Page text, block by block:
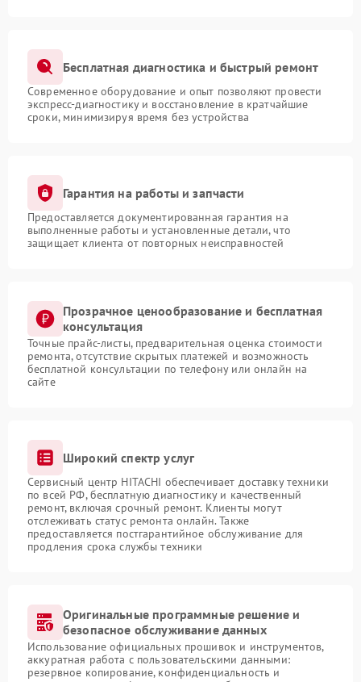
Бесплатная диагностика и быстрый ремонт
Современное оборудование и опыт позволяют провести
экспресс-диагностику и восстановление в кратчайшие
сроки, минимизируя время без устройства
Гарантия на работы и запчасти
Предоставляется документированная гарантия на
выполненные работы и установленные детали, что
защищает клиента от повторных неисправностей
Прозрачное ценообразование и бесплатная
консультация
Точные прайс-листы, предварительная оценка стоимости
ремонта, отсутствие скрытых платежей и возможность
бесплатной консультации по телефону или онлайн на
сайте
Широкий спектр услуг
Сервисный центр HITACHI обеспечивает доставку техники
по всей РФ, бесплатную диагностику и качественный
ремонт, включая срочный ремонт. Клиенты могут
отслеживать статус ремонта онлайн. Также
предоставляется постгарантийное обслуживание для
продления срока службы техники
Оригинальные программные решение и
безопасное обслуживание данных
Использование официальных прошивок и инструментов,
аккуратная работа с пользовательскими данными:
резервное копирование, конфиденциальность и